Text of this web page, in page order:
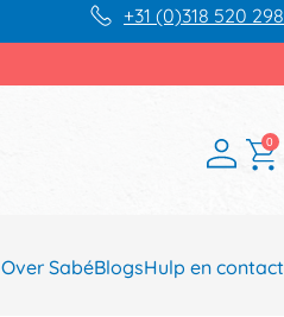
+31 (0)318 520 298
0
Over SabéBlogsHulp en contact